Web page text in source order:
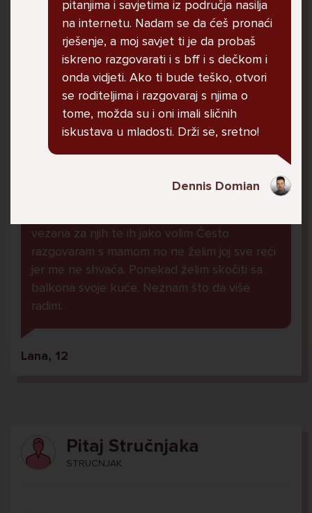
parka iz čistog mira dok sam prolazila sa
svojim susjedama i malim psom. Stalno u
krevet idem plačući. Nesvjesno te zbog
ljutnje sam se počela tući po nogama no
prestala sam jer me važna osoba potaknula
na to. Prije toga svega nakon nekoliko godina
prijateljstva ostavila me najbolja prijateljica
nisam htjela ići u školu jer me to sve jako
i drugih drugih društvenih mreža. Sad opet
razgovaramo no jako teško. Stalno provodim
vezana za njih te ih jako volim Često
razgovaram s mamom no ne želim joj sve reći
jer me ne shvaća. Ponekad želim skočiti sa
balkona svoje kuće. Neznam što da više
radim.
Lana, 12
Pitaj Stručnjaka
STRUCNJAK
pitanjima i savjetima iz područja nasilja
na internetu. Nadam se da ćeš pronaći
rješenje, a moj savjet ti je da probaš
iskreno razgovarati i s bff i s dečkom i
onda vidjeti. Ako ti bude teško, otvori
se roditeljima i razgovaraj s njima o
tome, možda su i oni imali sličnih
iskustava u mladosti. Drži se, sretno!
Dennis Domian